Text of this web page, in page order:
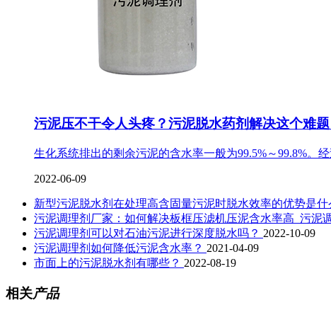
污泥压不干令人头疼？污泥脱水药剂解决这个难题
生化系统排出的剩余污泥的含水率一般为99.5%～99.8%。
2022-06-09
新型污泥脱水剂在处理高含固量污泥时脱水效率的优势是什
污泥调理剂厂家：如何解决板框压滤机压泥含水率高_污泥
污泥调理剂可以对石油污泥进行深度脱水吗？ 2022-10-09
污泥调理剂如何降低污泥含水率？ 2021-04-09
市面上的污泥脱水剂有哪些？ 2022-08-19
相关产品